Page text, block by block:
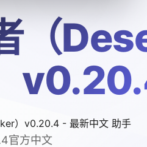
（
）v0.20.4 - 最新中文 助手
官方中文